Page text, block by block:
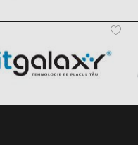
Clic și Vezi Ofertele!
Clic și Vezi Ofertele!